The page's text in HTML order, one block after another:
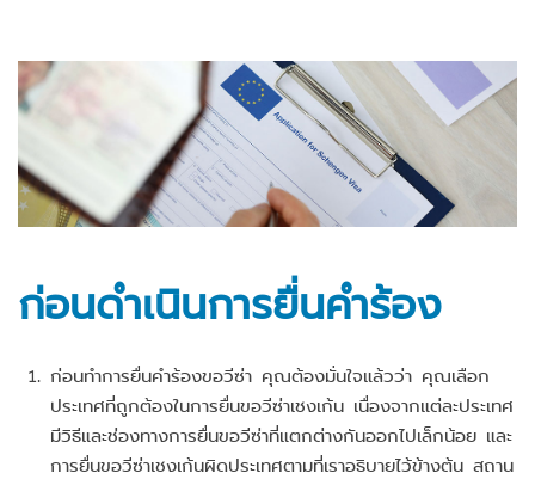
ก่อนดำเนินการยื่นคำร้อง
ก่อนทำการยื่นคำร้องขอวีซ่า คุณต้องมั่นใจแล้วว่า คุณเลือก
ประเทศที่ถูกต้องในการยื่นขอวีซ่าเชงเก้น เนื่องจากแต่ละประเทศ
มีวิธีและช่องทางการยื่นขอวีซ่าที่แตกต่างกันออกไปเล็กน้อย และ
การยื่นขอวีซ่าเชงเก้นผิดประเทศตามที่เราอธิบายไว้ข้างต้น สถาน